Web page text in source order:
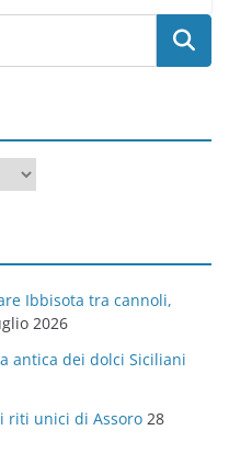
Ibbisota tra cannoli,
2026
antica dei dolci Siciliani
riti unici di Assoro 28